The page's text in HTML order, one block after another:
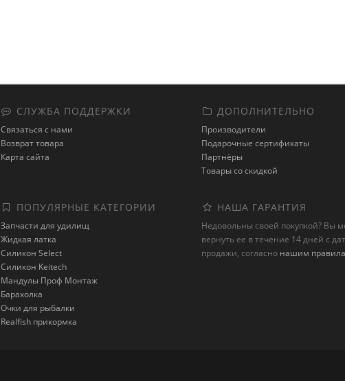
СЛУЖБА ПОДДЕРЖКИ
Связаться с нами
Возврат товара
Карта сайта
ДОПОЛНИТЕЛЬНО
Производители
Подарочные сертификаты
Партнёры
Товары со скидкой
ПОПУЛЯРНЫЕ КАТЕГОРИИ
Запчасти для удилищ
Жидкая латка
Силикон Select
Силикон Keitech
Мандулы Проф Монтаж
Барахолка
Очки для рыбалки
Realfish прикормка
НАША ГАРАНТИЯ
Недовольны своей покупкой? Вы
вернуть ее в течение 14 дней с
продажи, согласно нашим